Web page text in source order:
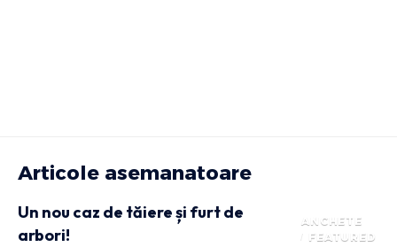
Articole asemanatoare
ANCHETE
FEATURED
Un nou caz de tăiere și furt de
arbori!